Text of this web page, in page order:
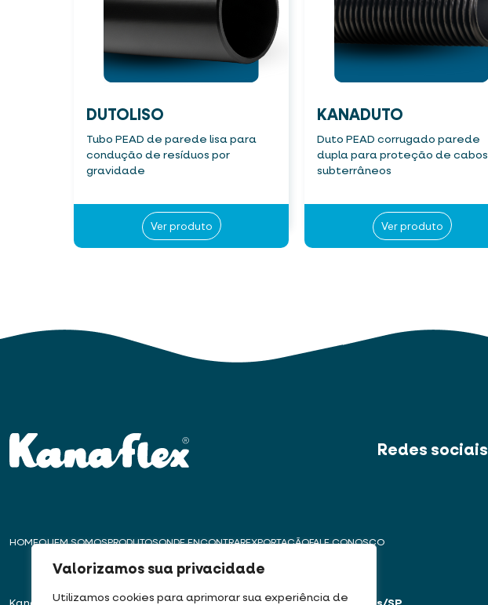
Valorizamos sua privacidade
Utilizamos cookies para aprimorar sua experiência de
DUTOLISO
Tubo PEAD de parede lisa para
condução de resíduos por
gravidade
Ver produto
KANADUTO
Duto PEAD corrugado parede
dupla para proteção de cabos
subterrâneos
Ver produto
Redes sociais
HOMEQUEM SOMOSPRODUTOSONDE ENCONTRAREXPORTAÇÃOFALE CONOSCO